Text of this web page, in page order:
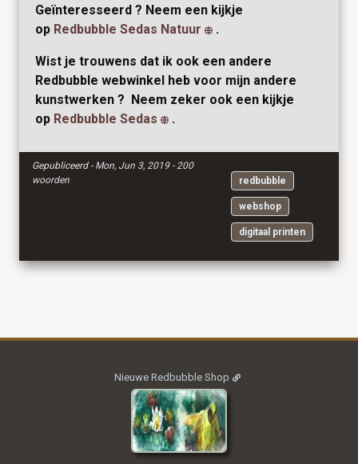
Geïnteresseerd ? Neem een kijkje
op Redbubble Sedas Natuur .
Wist je trouwens dat ik ook een andere
Redbubble webwinkel heb voor mijn andere
kunstwerken ? Neem zeker ook een kijkje
op Redbubble Sedas .
Gepubliceerd - Mon, Jun 3, 2019 - 200
woorden
redbubble
webshop
digitaal printen
Nieuwe Redbubble Shop